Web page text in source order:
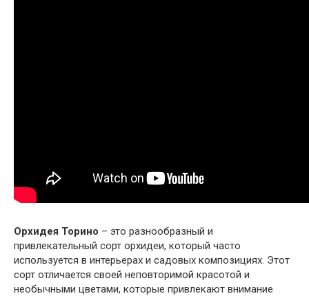
Орхидея Торино – это разнообразный и
привлекательный сорт орхидеи, который часто
используется в интерьерах и садовых композициях. Этот
сорт отличается своей неповторимой красотой и
необычными цветами, которые привлекают внимание